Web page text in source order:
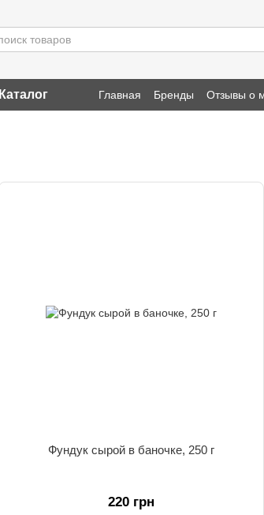
Каталог Главная Бренды Отзывы о
Фундук сырой в баночке, 250 г
220 грн